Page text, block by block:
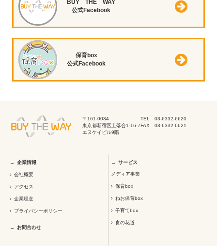
BUY THE WAY
公式Facebook
保育box
公式Facebook
〒161-0034
東京都新宿区上落合1-16-7
エヌケイビル9階
TEL 03-6332-6620
FAX 03-6332-6621
企業情報
会社概要
アクセス
企業理念
プライバシーポリシー
お問合わせ
サービス
メディア事業
保育box
ねお保育box
子育てbox
食の花道